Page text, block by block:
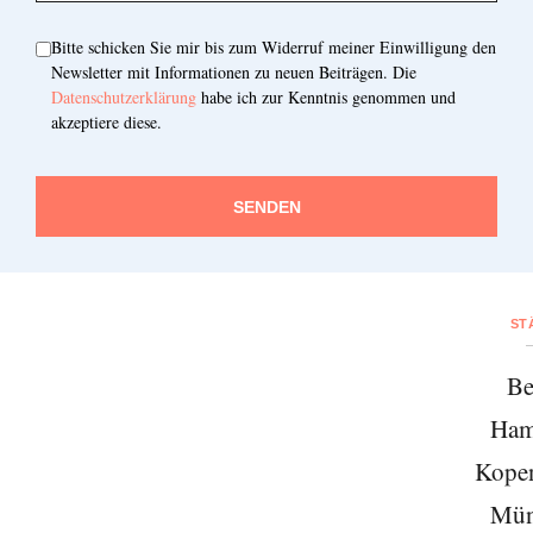
Bitte schicken Sie mir bis zum Widerruf meiner Einwilligung den
Newsletter mit Informationen zu neuen Beiträgen. Die
Datenschutzerklärung habe ich zur Kenntnis genommen und
akzeptiere diese.
SENDEN